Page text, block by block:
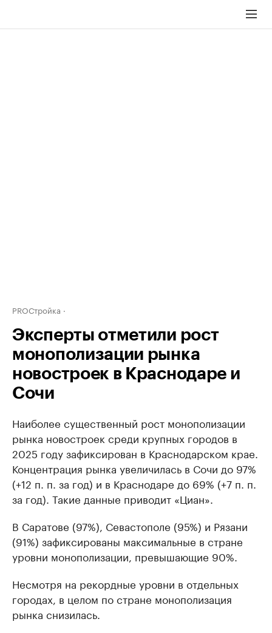
PROСтройка
Эксперты отметили рост
монополизации рынка
новостроек в Краснодаре и
Сочи
Наиболее существенный рост монополизации
рынка новостроек среди крупных городов в
2025 году зафиксирован в Краснодарском крае.
Концентрация рынка увеличилась в Сочи до 97%
(+12 п. п. за год) и в Краснодаре до 69% (+7 п. п.
за год). Такие данные приводит «Циан».
В Саратове (97%), Севастополе (95%) и Рязани
(91%) зафиксированы максимальные в стране
уровни монополизации, превышающие 90%.
Несмотря на рекордные уровни в отдельных
городах, в целом по стране монополизация
рынка снизилась.